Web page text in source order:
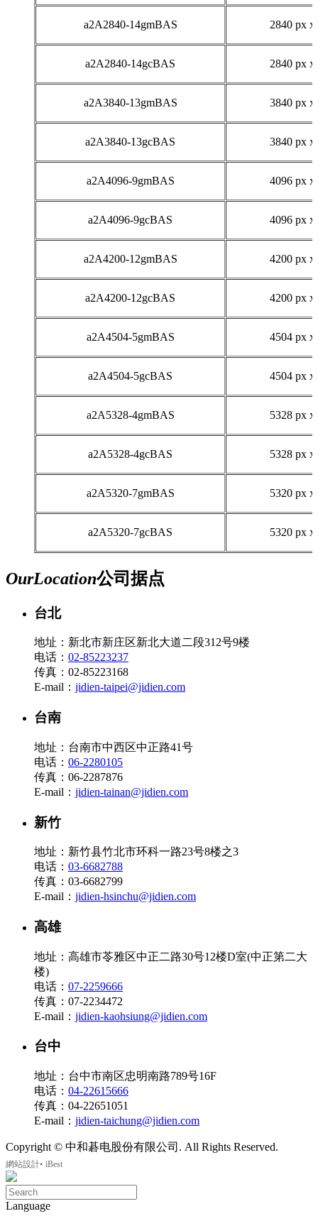
a2A2840-14gmBAS 2840 px x
a2A2840-14gcBAS 2840 px x
a2A3840-13gmBAS 3840 px x
a2A3840-13gcBAS 3840 px x
a2A4096-9gmBAS 4096 px x
a2A4096-9gcBAS 4096 px x
a2A4200-12gmBAS 4200 px x
a2A4200-12gcBAS 4200 px x
a2A4504-5gmBAS 4504 px x
a2A4504-5gcBAS 4504 px x
a2A5328-4gmBAS 5328 px x
a2A5328-4gcBAS 5328 px x
a2A5320-7gmBAS 5320 px x
a2A5320-7gcBAS 5320 px x
OurLocation公司据点
台北
地址：新北市新庄区新北大道二段312号9楼
电话： 02-85223237
传真：02-85223168
E-mail： jidien-taipei@jidien.com
台南
地址：台南市中西区中正路41号
电话： 06-2280105
传真：06-2287876
E-mail： jidien-tainan@jidien.com
新竹
地址：新竹县竹北市环科一路23号8楼之3
电话： 03-6682788
传真：03-6682799
E-mail： jidien-hsinchu@jidien.com
高雄
地址：高雄市苓雅区中正二路30号12楼D室(中正第二大
楼)
电话： 07-2259666
传真：07-2234472
E-mail： jidien-kaohsiung@jidien.com
台中
地址：台中市南区忠明南路789号16F
电话： 04-22615666
传真：04-22651051
E-mail： jidien-taichung@jidien.com
Copyright © 中和碁电股份有限公司. All Rights Reserved.
網站設計‧ iBest
Language